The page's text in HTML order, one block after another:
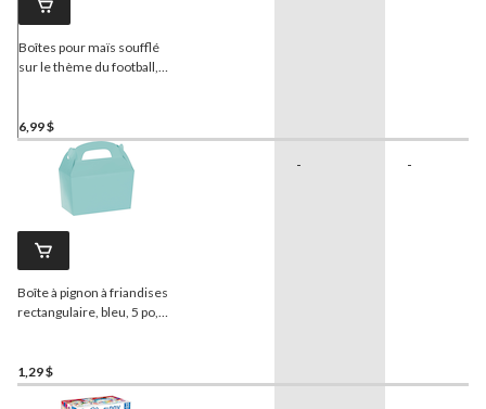
Boîtes pour maïs soufflé
sur le thème du football,
6,99 $
Boîte à pignon à friandises
rectangulaire, bleu, 5 po,
prénatale/dévoilement du
sexe
1,29 $
- -